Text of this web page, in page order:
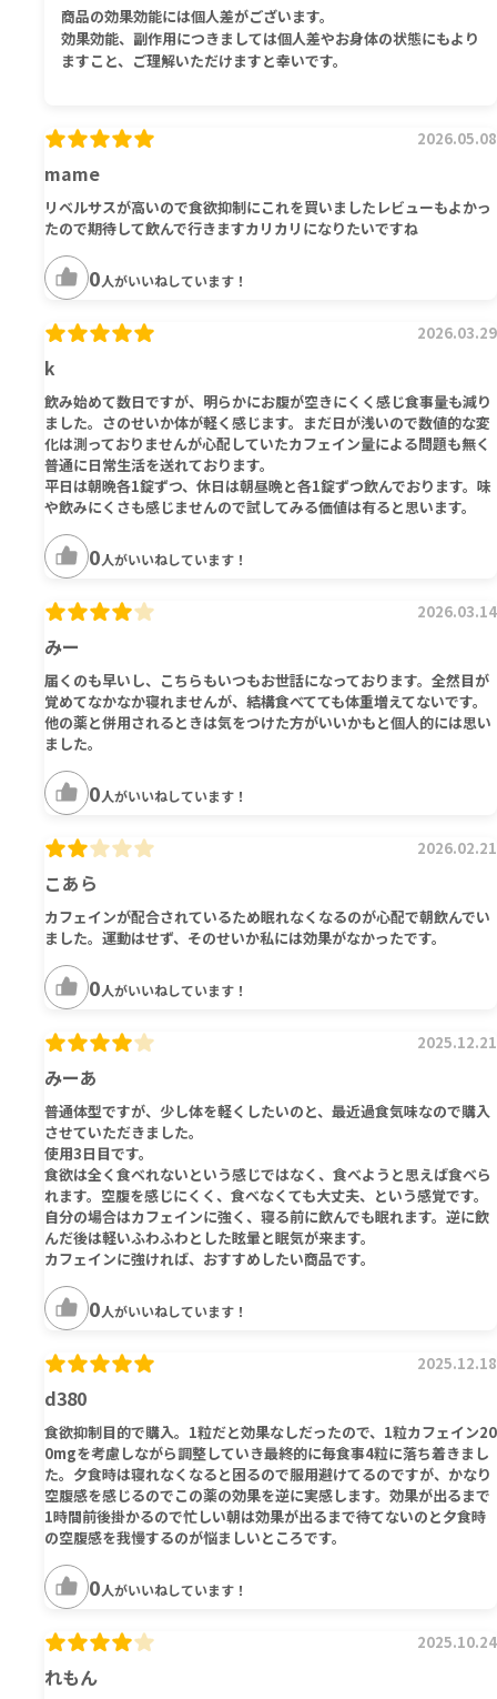
商品の効果効能には個人差がございます。
効果効能、副作用につきましては個人差やお身体の状態にもより
ますこと、ご理解いただけますと幸いです。
mame
2026.05.08
リベルサスが高いので食欲抑制にこれを買いましたレビューもよかっ
たので期待して飲んで行きますカリカリになりたいですね
0人がいいねしています！
k
2026.03.29
飲み始めて数日ですが、明らかにお腹が空きにくく感じ食事量も減り
ました。さのせいか体が軽く感じます。まだ日が浅いので数値的な変
化は測っておりませんが心配していたカフェイン量による問題も無く
普通に日常生活を送れております。
平日は朝晩各1錠ずつ、休日は朝昼晩と各1錠ずつ飲んでおります。味
や飲みにくさも感じませんので試してみる価値は有ると思います。
0人がいいねしています！
みー
2026.03.14
届くのも早いし、こちらもいつもお世話になっております。全然目が
覚めてなかなか寝れませんが、結構食べてても体重増えてないです。
他の薬と併用されるときは気をつけた方がいいかもと個人的には思い
ました。
0人がいいねしています！
こあら
2026.02.21
カフェインが配合されているため眠れなくなるのが心配で朝飲んでい
ました。運動はせず、そのせいか私には効果がなかったです。
0人がいいねしています！
みーあ
2025.12.21
普通体型ですが、少し体を軽くしたいのと、最近過食気味なので購入
させていただきました。
使用3日目です。
食欲は全く食べれないという感じではなく、食べようと思えば食べら
れます。空腹を感じにくく、食べなくても大丈夫、という感覚です。
自分の場合はカフェインに強く、寝る前に飲んでも眠れます。逆に飲
んだ後は軽いふわふわとした眩暈と眠気が来ます。
カフェインに強ければ、おすすめしたい商品です。
0人がいいねしています！
d380
2025.12.18
食欲抑制目的で購入。1粒だと効果なしだったので、1粒カフェイン20
0mgを考慮しながら調整していき最終的に毎食事4粒に落ち着きまし
た。夕食時は寝れなくなると困るので服用避けてるのですが、かなり
空腹感を感じるのでこの薬の効果を逆に実感します。効果が出るまで
1時間前後掛かるので忙しい朝は効果が出るまで待てないのと夕食時
の空腹感を我慢するのが悩ましいところです。
0人がいいねしています！
れもん
2025.10.24